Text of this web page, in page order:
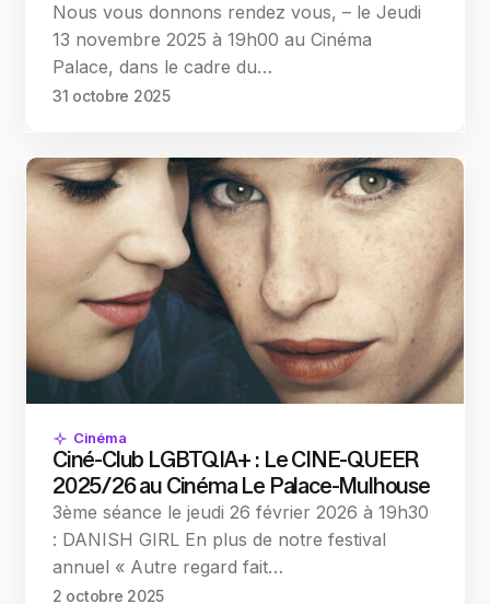
Nous vous donnons rendez vous, – le Jeudi
13 novembre 2025 à 19h00 au Cinéma
Palace, dans le cadre du…
31 octobre 2025
Cinéma
Ciné-Club LGBTQIA+ : Le CINE-QUEER
2025/26 au Cinéma Le Palace-Mulhouse
3ème séance le jeudi 26 février 2026 à 19h30
: DANISH GIRL En plus de notre festival
annuel « Autre regard fait…
2 octobre 2025